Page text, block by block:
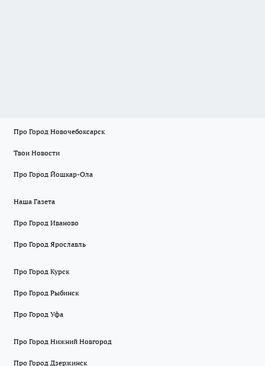
Про Город Новочебоксарск
Твои Новости
Про Город Йошкар-Ола
Наша Газета
Про Город Иваново
Про Город Ярославль
Про Город Курск
Про Город Рыбинск
Про Город Уфа
Про Город Нижний Новгород
Про Город Дзержинск